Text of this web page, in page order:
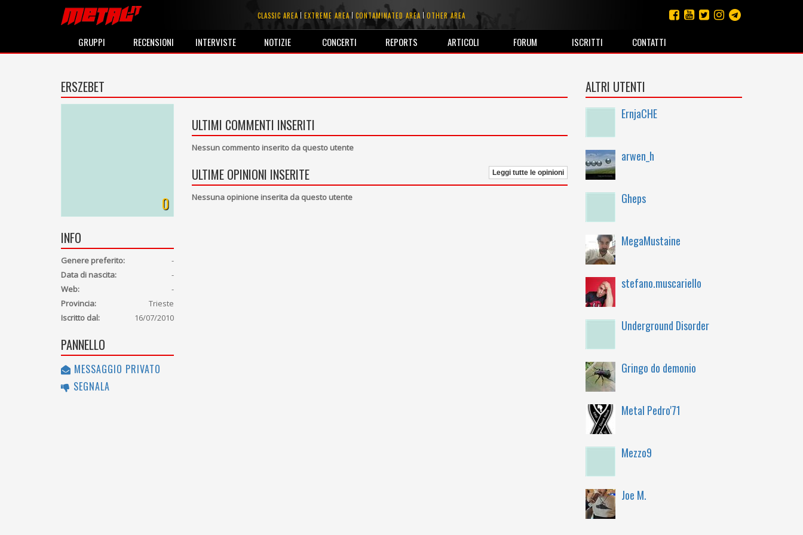
CLASSIC AREA EXTREME AREA CONTAMINATED AREA OTHER AREA
GRUPPI RECENSIONI INTERVISTE NOTIZIE CONCERTI REPORTS ARTICOLI FORUM ISCRITTI CONTATTI
ERSZEBET
0
INFO
Genere preferito:
-
Data di nascita:
-
Web:
-
Provincia:
Trieste
Iscritto dal:
16/07/2010
PANNELLO
MESSAGGIO PRIVATO
SEGNALA
ULTIMI COMMENTI INSERITI
Nessun commento inserito da questo utente
ULTIME OPINIONI INSERITE Leggi tutte le opinioni
Nessuna opinione inserita da questo utente
ALTRI UTENTI
ErnjaCHE
arwen_h
Gheps
MegaMustaine
stefano.muscariello
Underground Disorder
Gringo do demonio
Metal Pedro'71
Mezzo9
Joe M.